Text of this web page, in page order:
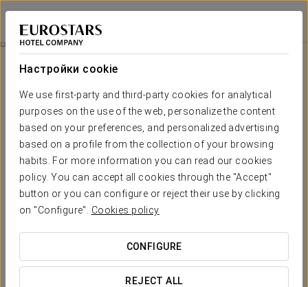
Настройки cookie
We use first-party and third-party cookies for analytical
purposes on the use of the web, personalize the content
based on your preferences, and personalized advertising
based on a profile from the collection of your browsing
habits. For more information you can read our cookies
policy. You can accept all cookies through the "Accept"
button or you can configure or reject their use by clicking
on "Configure". Cookies policy
CONFIGURE
REJECT ALL
Áurea Convento Capuchinos
СЕГОВИЯ
Спа-Опыт Для Пар
80€
спа-опыт для пар
Для тех, кто хочет расслабиться вместе в Áurea
Convento Capuchinos.